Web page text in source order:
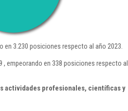
en 3.230 posiciones respecto al año 2023.
, empeorando en 338 posiciones respecto al
actividades profesionales, científicas y